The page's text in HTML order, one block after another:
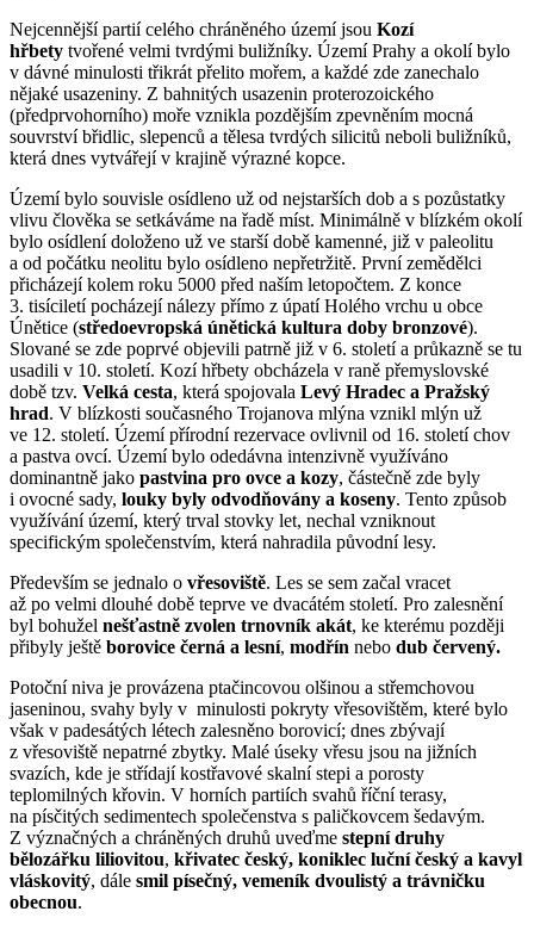
Nejcennější partií celého chráněného území jsou Kozí
hřbety tvořené velmi tvrdými buližníky. Území Prahy a okolí bylo
v dávné minulosti třikrát přelito mořem, a každé zde zanechalo
nějaké usazeniny. Z bahnitých usazenin proterozoického
(předprvohorního) moře vznikla pozdějším zpevněním mocná
souvrství břidlic, slepenců a tělesa tvrdých silicitů neboli buližníků,
která dnes vytvářejí v krajině výrazné kopce.
Území bylo souvisle osídleno už od nejstarších dob a s pozůstatky
vlivu člověka se setkáváme na řadě míst. Minimálně v blízkém okolí
bylo osídlení doloženo už ve starší době kamenné, již v paleolitu
a od počátku neolitu bylo osídleno nepřetržitě. První zemědělci
přicházejí kolem roku 5000 před naším letopočtem. Z konce
3. tisíciletí pocházejí nálezy přímo z úpatí Holého vrchu u obce
Únětice (středoevropská únětická kultura doby bronzové).
Slované se zde poprvé objevili patrně již v 6. století a průkazně se tu
usadili v 10. století. Kozí hřbety obcházela v raně přemyslovské
době tzv. Velká cesta, která spojovala Levý Hradec a Pražský
hrad. V blízkosti současného Trojanova mlýna vznikl mlýn už
ve 12. století. Území přírodní rezervace ovlivnil od 16. století chov
a pastva ovcí. Území bylo odedávna intenzivně využíváno
dominantně jako pastvina pro ovce a kozy, částečně zde byly
i ovocné sady, louky byly odvodňovány a koseny. Tento způsob
využívání území, který trval stovky let, nechal vzniknout
specifickým společenstvím, která nahradila původní lesy.
Především se jednalo o vřesoviště. Les se sem začal vracet
až po velmi dlouhé době teprve ve dvacátém století. Pro zalesnění
byl bohužel nešťastně zvolen trnovník akát, ke kterému později
přibyly ještě borovice černá a lesní, modřín nebo dub červený.
Potoční niva je provázena ptačincovou olšinou a střemchovou
jaseninou, svahy byly v minulosti pokryty vřesovištěm, které bylo
však v padesátých létech zalesněno borovicí; dnes zbývají
z vřesoviště nepatrné zbytky. Malé úseky vřesu jsou na jižních
svazích, kde je střídají kostřavové skalní stepi a porosty
teplomilných křovin. V horních partiích svahů říční terasy,
na písčitých sedimentech společenstva s paličkovcem šedavým.
Z význačných a chráněných druhů uveďme stepní druhy
bělozářku liliovitou, křivatec český, koniklec luční český a kavyl
vláskovitý, dále smil písečný, vemeník dvoulistý a trávničku
obecnou.